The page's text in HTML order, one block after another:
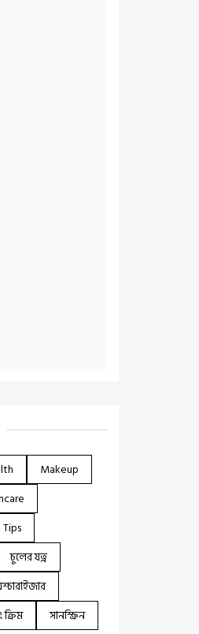
Makeup
Tips
চুলের যত্ন
ক্রিম
সানস্ক্রিন